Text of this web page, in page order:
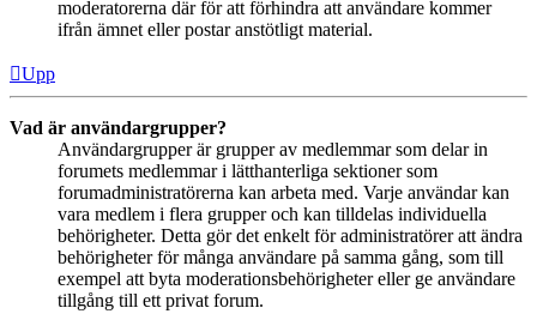
moderatorerna där för att förhindra att användare kommer
ifrån ämnet eller postar anstötligt material.
Upp
Vad är användargrupper?
Användargrupper är grupper av medlemmar som delar in
forumets medlemmar i lätthanterliga sektioner som
forumadministratörerna kan arbeta med. Varje användar kan
vara medlem i flera grupper och kan tilldelas individuella
behörigheter. Detta gör det enkelt för administratörer att ändra
behörigheter för många användare på samma gång, som till
exempel att byta moderationsbehörigheter eller ge användare
tillgång till ett privat forum.